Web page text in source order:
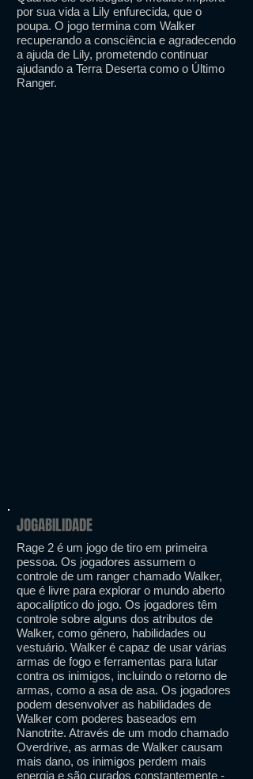
por sua vida a Lily enfurecida, que o
poupa. O jogo termina com Walker
recuperando a consciência e agradecendo
a ajuda de Lily, prometendo continuar
ajudando a Terra Deserta como o Último
Ranger.
JOGABILIDADE
Rage 2 é um jogo de tiro em primeira
pessoa. Os jogadores assumem o
controle de um ranger chamado Walker,
que é livre para explorar o mundo aberto
apocalíptico do jogo. Os jogadores têm
controle sobre alguns dos atributos de
Walker, como gênero, habilidades ou
vestuário. Walker é capaz de usar várias
armas de fogo e ferramentas para lutar
contra os inimigos, incluindo o retorno de
armas, como a asa de asa. Os jogadores
podem desenvolver as habilidades de
Walker com poderes baseados em
Nanotrite. Através de um modo chamado
Overdrive, as armas de Walker causam
mais dano, os inimigos perdem mais
energia e são curados constantemente -